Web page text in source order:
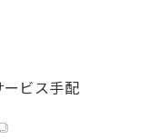
ビス手配